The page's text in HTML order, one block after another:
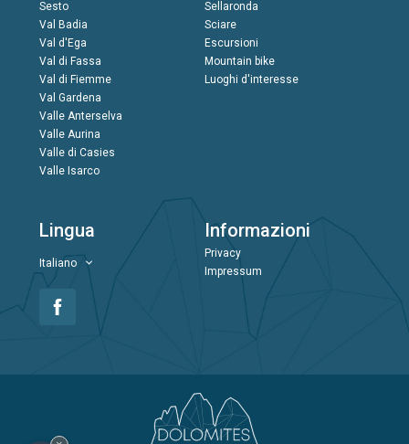
Sesto
Val Badia
Val d'Ega
Val di Fassa
Val di Fiemme
Val Gardena
Valle Anterselva
Valle Aurina
Valle di Casies
Valle Isarco
Sellaronda
Sciare
Escursioni
Mountain bike
Luoghi d'interesse
Lingua
Italiano
Informazioni
Privacy
Impressum